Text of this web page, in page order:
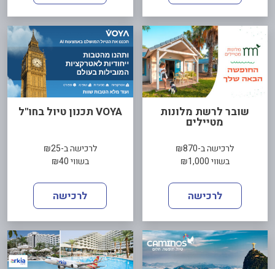
שובר לרשת מלונות
מטיילים
לרכישה ב-₪870
בשווי ₪1,000
לרכישה
VOYA תכנון טיול בחו"ל
לרכישה ב-₪25
בשווי ₪40
לרכישה